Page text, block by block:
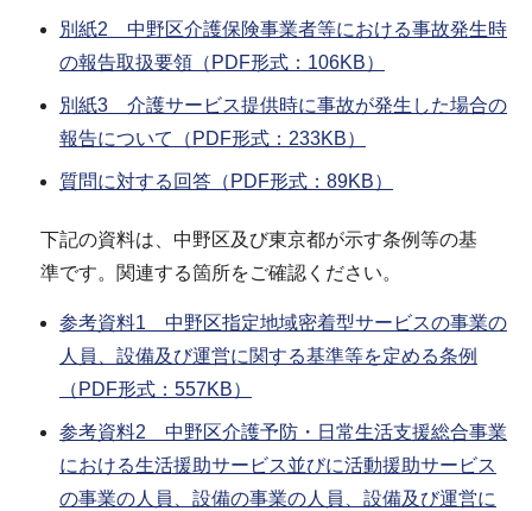
別紙2 中野区介護保険事業者等における事故発生時
の報告取扱要領（PDF形式：106KB）
別紙3 介護サービス提供時に事故が発生した場合の
報告について（PDF形式：233KB）
質問に対する回答（PDF形式：89KB）
下記の資料は、中野区及び東京都が示す条例等の基
準です。関連する箇所をご確認ください。
参考資料1 中野区指定地域密着型サービスの事業の
人員、設備及び運営に関する基準等を定める条例
（PDF形式：557KB）
参考資料2 中野区介護予防・日常生活支援総合事業
における生活援助サービス並びに活動援助サービス
の事業の人員、設備の事業の人員、設備及び運営に